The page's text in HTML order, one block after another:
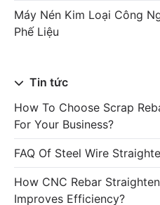
Máy Nén Kim Loại Công
Phế Liệu
Tin tức
How To Choose Scrap
For Your Business?
FAQ Of Steel Wire
How CNC Rebar
Improves Efficiency?